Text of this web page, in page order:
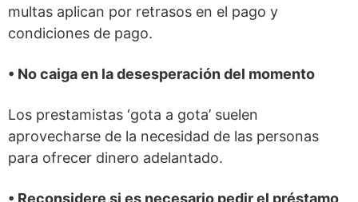
multas aplican por retrasos en el pago y
condiciones de pago.
• No caiga en la desesperación del momento
Los prestamistas ‘gota a gota’ suelen
aprovecharse de la necesidad de las personas
para ofrecer dinero adelantado.
• Reconsidere si es necesario pedir el préstamo